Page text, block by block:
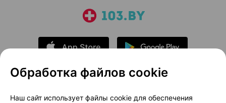
О проекте
Новости проекта
Обработка файлов cookie
Наш сайт использует файлы cookie для обеспечения